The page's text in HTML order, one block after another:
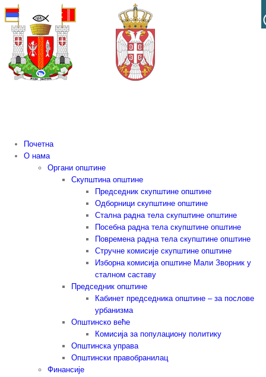
content
Почетна
О нама
Органи општине
Скупштина општине
Председник скупштине општине
Одборници скупштине општине
Стална радна тела скупштине општине
Посебна радна тела скупштине општине
Повремена радна тела скупштине општине
Стручне комисије скупштине општине
Изборна комисија општине Мали Зворник у
сталном саставу
Председник општине
Кабинет председника општине – за послове
урбанизма
Општинско веће
Комисија за популациону политику
Општинска управа
Општински правобранилац
Финансије